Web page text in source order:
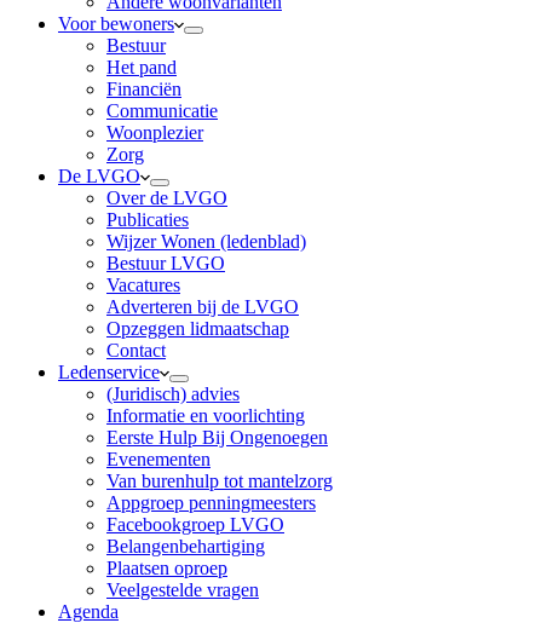
Voor bewoners
Bestuur
Het pand
Financiën
Communicatie
Woonplezier
Zorg
De LVGO
Over de LVGO
Publicaties
Wijzer Wonen (ledenblad)
Bestuur LVGO
Vacatures
Adverteren bij de LVGO
Opzeggen lidmaatschap
Contact
Ledenservice
(Juridisch) advies
Informatie en voorlichting
Eerste Hulp Bij Ongenoegen
Evenementen
Van burenhulp tot mantelzorg
Appgroep penningmeesters
Facebookgroep LVGO
Belangenbehartiging
Plaatsen oproep
Veelgestelde vragen
Agenda